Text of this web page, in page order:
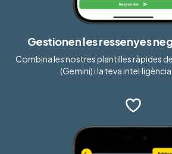
Gestionen les ressenyes
Combina les nostres plantilles ràpides
(Gemini) i la teva